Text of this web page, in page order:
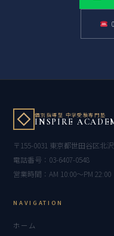
個別指導型 中学受験専門塾
INSPIRE
〒155-0031 東京都世田谷区北
電話番号：03-6407-0548
営業時間：AM 10:00〜PM 22:00
NAVIGATION
ホーム